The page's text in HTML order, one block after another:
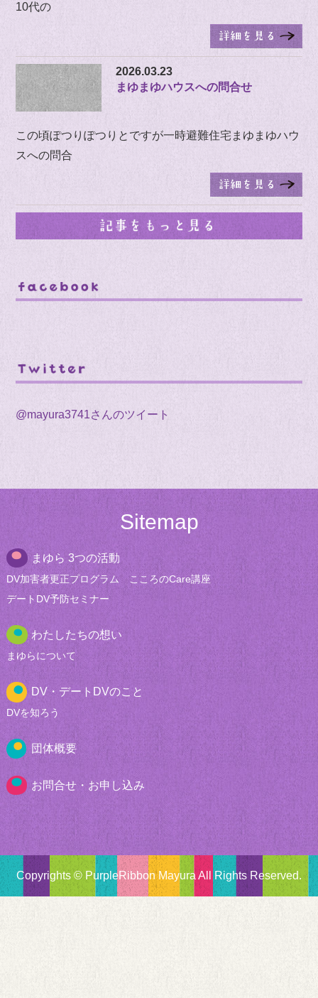
10代の
2026.03.23
まゆまゆハウスへの問合せ
この頃ぽつりぽつりとですが一時避難住宅まゆまゆハウ
スへの問合
@mayura3741さんのツイート
Sitemap
まゆら 3つの活動
DV加害者更正プログラム
こころのCare講座
デートDV予防セミナー
わたしたちの想い
まゆらについて
DV・デートDVのこと
DVを知ろう
団体概要
お問合せ・お申し込み
Copyrights © PurpleRibbon Mayura All Rights Reserved.